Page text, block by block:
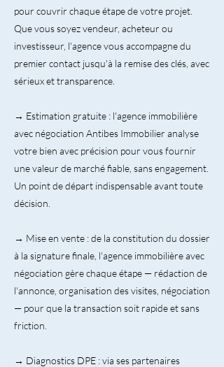
pour couvrir chaque étape de votre projet.
Que vous soyez vendeur, acheteur ou
investisseur, l'agence vous accompagne du
premier contact jusqu'à la remise des clés, avec
sérieux et transparence.
→ Estimation gratuite : l'agence immobilière
avec négociation Antibes Immobilier analyse
votre bien avec précision pour vous fournir
une valeur de marché fiable, sans engagement.
Un point de départ indispensable avant toute
décision.
→ Mise en vente : de la constitution du dossier
à la signature finale, l'agence immobilière avec
négociation gère chaque étape — rédaction de
l'annonce, organisation des visites, négociation
— pour que la transaction soit rapide et sans
friction.
→ Diagnostics DPE : via ses partenaires